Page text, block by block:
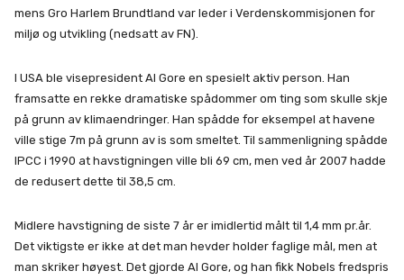
mens Gro Harlem Brundtland var leder i Verdenskommisjonen for
miljø og utvikling (nedsatt av FN).
I USA ble visepresident Al Gore en spesielt aktiv person. Han
framsatte en rekke dramatiske spådommer om ting som skulle skje
på grunn av klimaendringer. Han spådde for eksempel at havene
ville stige 7m på grunn av is som smeltet. Til sammenligning spådde
IPCC i 1990 at havstigningen ville bli 69 cm, men ved år 2007 hadde
de redusert dette til 38,5 cm.
Midlere havstigning de siste 7 år er imidlertid målt til 1,4 mm pr.år.
Det viktigste er ikke at det man hevder holder faglige mål, men at
man skriker høyest. Det gjorde Al Gore, og han fikk Nobels fredspris